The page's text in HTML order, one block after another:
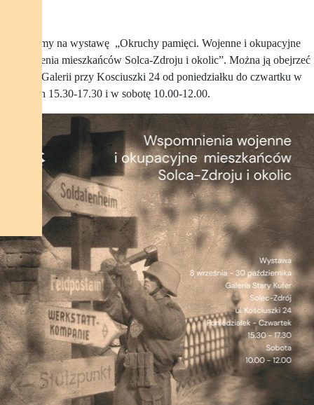
Zapraszamy na wystawę „Okruchy pamięci. Wojenne i okupacyjne
wspomnienia mieszkańców Solca-Zdroju i okolic”. Można ją obejrzeć
w naszej Galerii przy Kosciuszki 24 od poniedziałku do czwartku w
godzinach 15.30-17.30 i w sobotę 10.00-12.00.